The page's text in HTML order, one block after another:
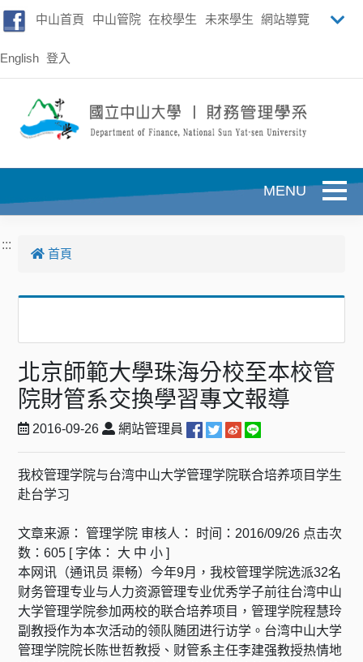
跳到主要內容
中山首頁 中山管院 在校學生 未來學生 網站導覽
English 登入
:::
首頁
北京師範大學珠海分校至本校管
院財管系交換學習專文報導
2016-09-26 網站管理員
我校管理学院与台湾中山大学管理学院联合培养项目学生
赴台学习
文章来源： 管理学院 审核人： 时间：2016/09/26 点击次
数：605 [ 字体： 大 中 小 ]
本网讯（通讯员 渠畅）今年9月，我校管理学院选派32名
财务管理专业与人力资源管理专业优秀学子前往台湾中山
大学管理学院参加两校的联合培养项目，管理学院程慧玲
副教授作为本次活动的领队随团进行访学。台湾中山大学
管理学院院长陈世哲教授、财管系主任李建强教授热情地